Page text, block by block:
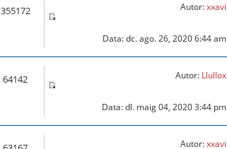
355172 Autor:xxavi
Data: dc. ago. 26, 2020 6:44 am
64142 Autor: Llullox
Data: dl. maig 04, 2020 3:44 pm
Autor:xxavi